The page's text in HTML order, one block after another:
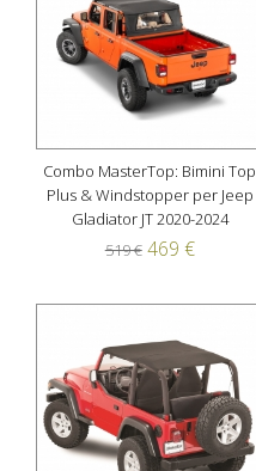
Combo MasterTop: Bimini Top
Plus & Windstopper per Jeep
Gladiator JT 2020-2024
519 € 469 €